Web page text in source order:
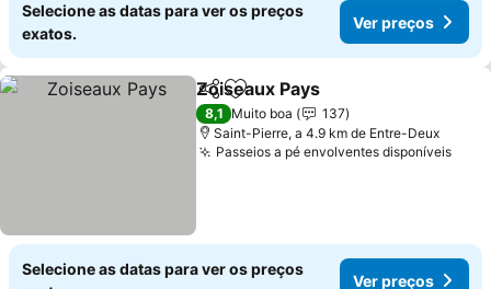
Selecione as datas para ver os preços
exatos.
Ver preços
PartilharAdicionar aos favoritos
Zoiseaux Pays
8,1 Muito boa
137
Saint-Pierre, a 4.9 km de Entre-Deux
Passeios a pé envolventes disponíveis
Selecione as datas para ver os preços
Ver preços